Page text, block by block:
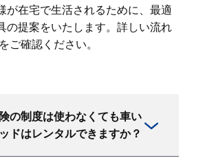
が在宅で生活されるために、最適
の提案をいたします。詳しい流れ
をご確認ください。
の制度は使わなくても車い
ドはレンタルできますか？